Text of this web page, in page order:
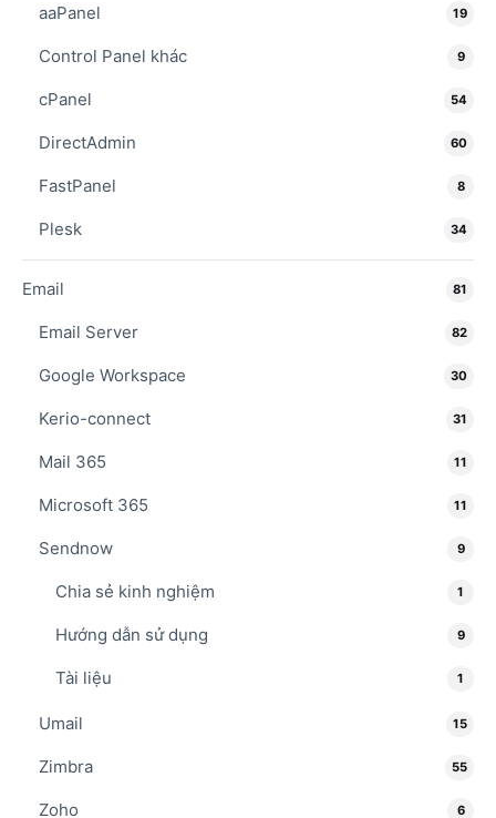
aaPanel 19
Control Panel khác 9
cPanel 54
DirectAdmin 60
FastPanel 8
Plesk 34
Email 81
Email Server 82
Google Workspace 30
Kerio-connect 31
Mail 365 11
Microsoft 365 11
Sendnow 9
Chia sẻ kinh nghiệm 1
Hướng dẫn sử dụng 9
Tài liệu 1
Umail 15
Zimbra 55
Zoho 6